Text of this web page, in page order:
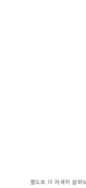
별도로 더 자세히 살펴